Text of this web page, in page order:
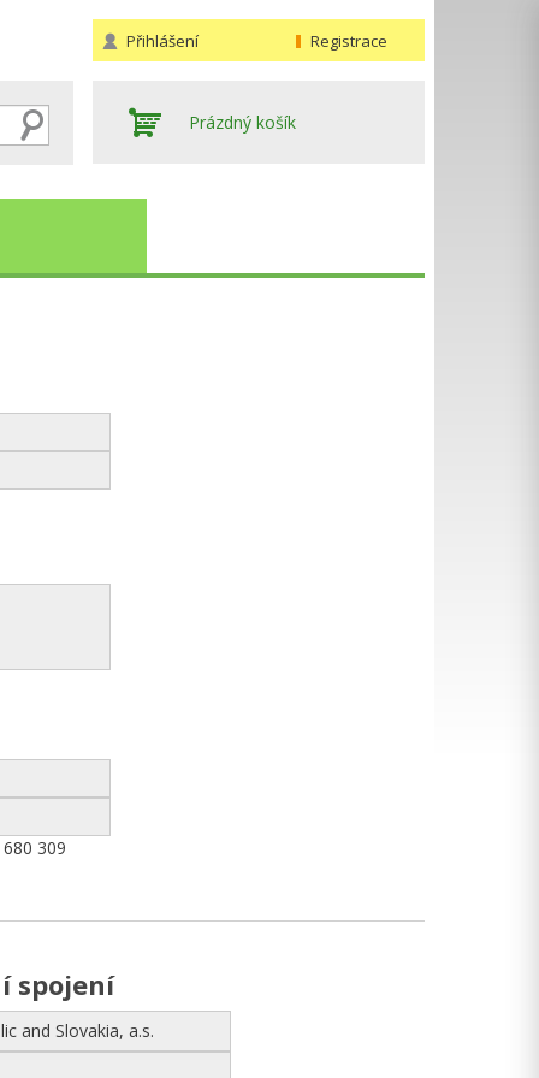
Přihlášení Registrace
Hledat
Prázdný košík
309
spojení
and Slovakia, a.s.